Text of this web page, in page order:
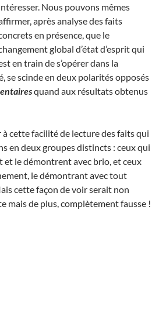
Nous pouvons mêmes
après analyse des faits
en présence, que le
global d’état d’esprit qui
en train de s’opérer dans la
se scinde en deux polarités opposés
quand aux résultats obtenus
cette facilité de lecture des faits qui
en deux groupes distincts : ceux qui
et le démontrent avec brio, et ceux
le démontrant avec tout
cette façon de voir serait non
mais de plus, complètement fausse !